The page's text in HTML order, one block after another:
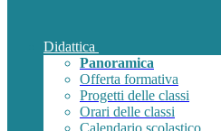
Didattica
Panoramica
Offerta formativa
Progetti delle classi
Orari delle classi